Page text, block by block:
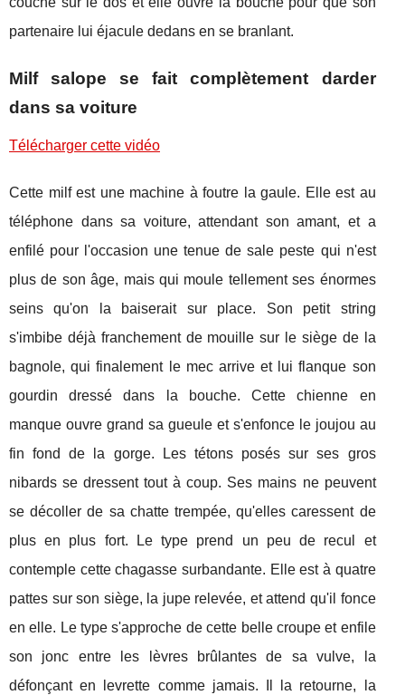
partenaire lui éjacule dedans en se branlant.
Milf salope se fait complètement darder
dans sa voiture
Télécharger cette vidéo
Cette milf est une machine à foutre la gaule. Elle est au
téléphone dans sa voiture, attendant son amant, et a
enfilé pour l'occasion une tenue de sale peste qui n'est
plus de son âge, mais qui moule tellement ses énormes
seins qu'on la baiserait sur place. Son petit string
s'imbibe déjà franchement de mouille sur le siège de la
bagnole, qui finalement le mec arrive et lui flanque son
gourdin dressé dans la bouche. Cette chienne en
manque ouvre grand sa gueule et s'enfonce le joujou au
fin fond de la gorge. Les tétons posés sur ses gros
nibards se dressent tout à coup. Ses mains ne peuvent
se décoller de sa chatte trempée, qu'elles caressent de
plus en plus fort. Le type prend un peu de recul et
contemple cette chagasse surbandante. Elle est à quatre
pattes sur son siège, la jupe relevée, et attend qu'il fonce
en elle. Le type s'approche de cette belle croupe et enfile
son jonc entre les lèvres brûlantes de sa vulve, la
défonçant en levrette comme jamais. Il la retourne, la